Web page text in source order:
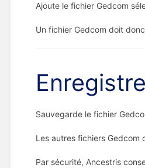
Ajoute le fichier Gedcom
Un fichier Gedcom doit
Sauvegarde le fichier
Les autres fichiers Gedcom
Par sécurité, Ancestris